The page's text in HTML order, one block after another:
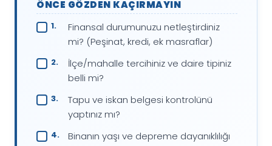
ÖNCE GÖZDEN KAÇIRMAYIN
Finansal durumunuzu netleştirdiniz
mi? (Peşinat, kredi, ek masraflar)
İlçe/mahalle tercihiniz ve daire tipiniz
belli mi?
Tapu ve iskan belgesi kontrolünü
yaptınız mı?
Binanın yaşı ve depreme dayanıklılığı